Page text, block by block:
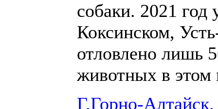
собаки. 2021 год
Коксинском,
отловлено лишь
животных в этом
Г.Горно-